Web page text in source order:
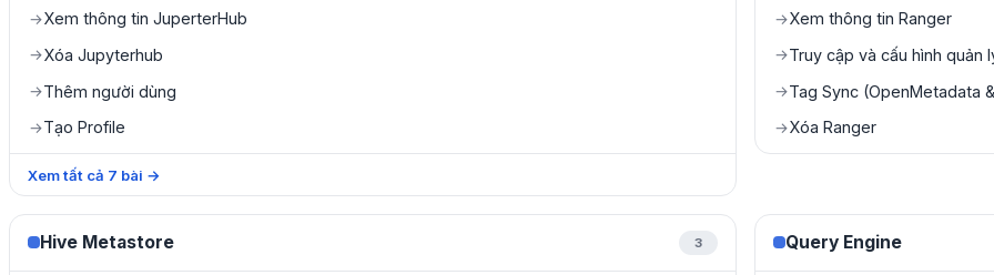
→Xem thông tin JuperterHub
→Xóa Jupyterhub
→Thêm người dùng
→Tạo Profile
Xem tất cả 7 bài →
→Xem thông tin Ranger
→Truy cập và cấu hình quản
→Tag Sync (OpenMetadata
→Xóa Ranger
Hive Metastore 3 Query Engine